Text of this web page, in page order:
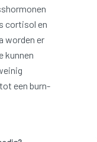
cortisol en
worden er
kunnen
een burn-